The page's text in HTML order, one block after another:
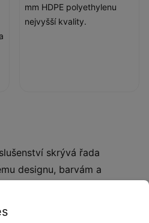
mm HDPE polyethylenu
nejvyšší kvality.
skrývá řada
designu, barvám a
Skvěle se bude
ale ideální je také pro